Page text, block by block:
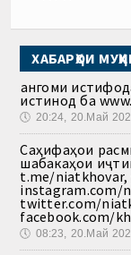
ХАБАРҲОИ
Ҳангоми
истинод ба
🕔 20:24, 20.Май
Саҳифаҳои
шабакаҳои
t.me/niatkhovar,
instagram.com/
twitter.com/
facebook.com/
🕔 08:23, 20.Май